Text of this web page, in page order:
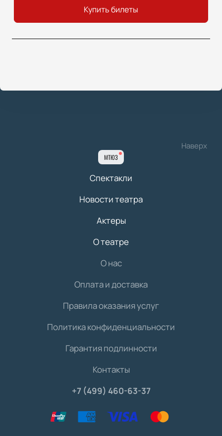
Купить билеты
Наверх
МТЮЗ
Спектакли
Новости театра
Актеры
О театре
О нас
Оплата и доставка
Правила оказания услуг
Политика конфиденциальности
Гарантия подлинности
Контакты
+7 (499) 460-63-37